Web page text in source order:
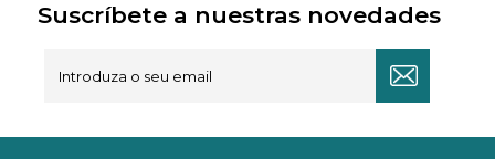
Suscríbete a nuestras novedades